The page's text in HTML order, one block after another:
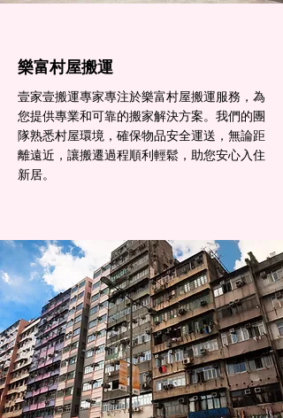
樂富村屋搬運
壹家壹搬運專家專注於樂富村屋搬運服務，為
您提供專業和可靠的搬家解決方案。我們的團
隊熟悉村屋環境，確保物品安全運送，無論距
離遠近，讓搬遷過程順利輕鬆，助您安心入住
新居。